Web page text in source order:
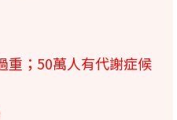
重；50萬人有代謝症候